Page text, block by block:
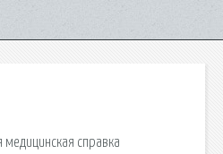
медицинская справка